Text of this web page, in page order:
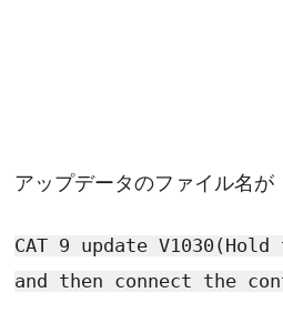
アップデータのファイル名が
CAT 9 update
and then connect the